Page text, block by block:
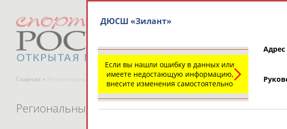
Главная » Региональные спортивные организации
Региональные спортивные организации
ДЮСШ «Зилант»
Если вы нашли ошибку в данных или
имеете недостающую информацию,
внесите изменения самостоятельно
Адрес